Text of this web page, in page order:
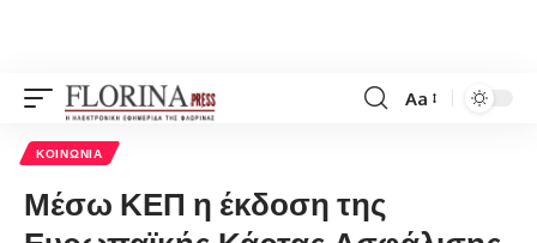
Font
Aa
ΚΟΙΝΩΝΊΑ
Μέσω ΚΕΠ η έκδοση της